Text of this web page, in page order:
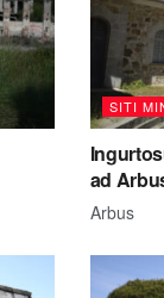
SITI
ad
Arbus